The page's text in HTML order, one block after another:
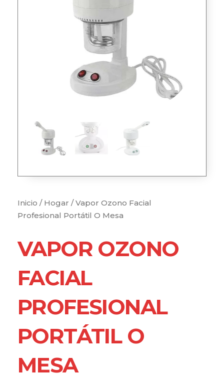
Inicio / Hogar / Vapor Ozono Facial
Profesional Portátil O Mesa
VAPOR OZONO
FACIAL
PROFESIONAL
PORTÁTIL O
MESA